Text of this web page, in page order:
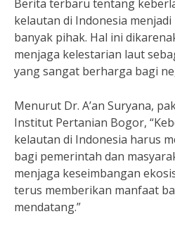
Berita terbaru tentang
kelautan di Indonesia
banyak pihak. Hal ini
menjaga kelestarian laut
yang sangat berharga bagi
Menurut Dr. A’an Suryana,
Institut Pertanian Bogor,
kelautan di Indonesia harus
bagi pemerintah dan
menjaga keseimbangan
terus memberikan manfaat
mendatang.”